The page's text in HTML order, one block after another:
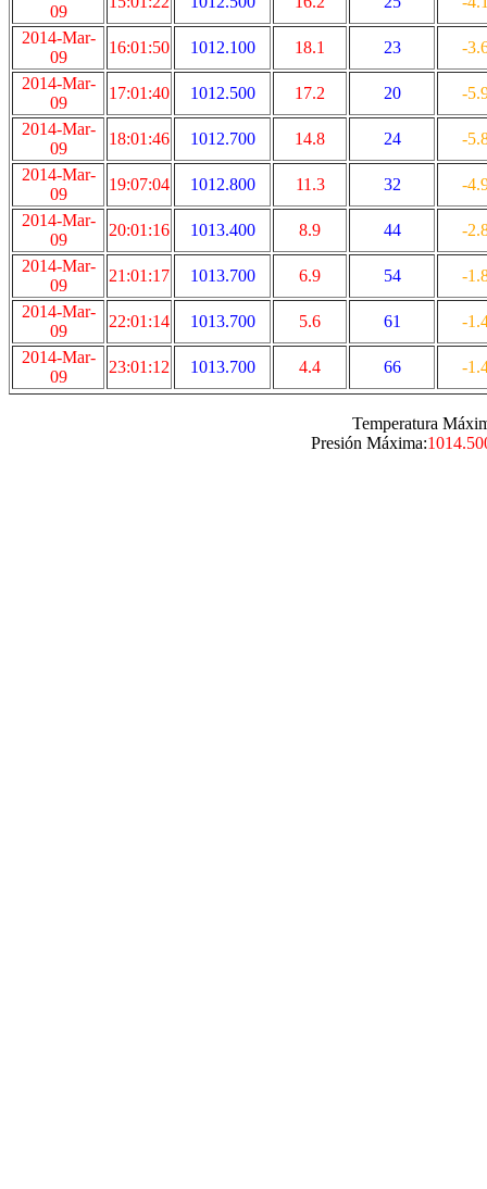
09
2014-Mar-
09
16:01:50 1012.100 18.1 23
-
2014-Mar-
09
17:01:40 1012.500 17.2 20
-
2014-Mar-
09
18:01:46 1012.700 14.8 24
-
2014-Mar-
09
19:07:04 1012.800 11.3 32
-
2014-Mar-
09
20:01:16 1013.400 8.9 44
-
2014-Mar-
09
21:01:17 1013.700 6.9 54
-
2014-Mar-
09
22:01:14 1013.700 5.6 61
-
2014-Mar-
09
23:01:12 1013.700 4.4 66 -
Temperatura
Presión Máxima: